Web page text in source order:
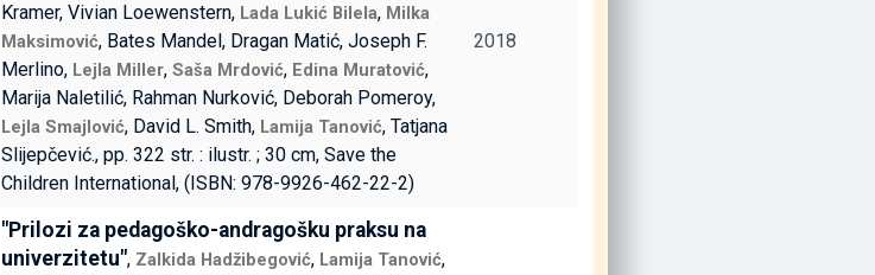
Kramer, Vivian Loewenstern, Lada Lukić Bilela, Milka
Maksimović, Bates Mandel, Dragan Matić, Joseph F.
Merlino, Lejla Miller,Saša Mrdović, Edina Muratović,
Marija Naletilić, Rahman Nurković, Deborah Pomeroy,
Lejla Smajlović, David L. Smith, Lamija Tanović, Tatjana
Slijepčević., pp. 322 str. : ilustr. ; 30 cm, Save the
Children International, (ISBN: 978-9926-462-22-2)
2018
"Prilozi za pedagoško-andragošku praksu na
univerzitetu", Zalkida Hadžibegović, Lamija Tanović,